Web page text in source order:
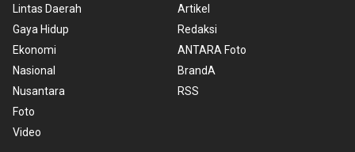
Lintas Daerah
Gaya Hidup
Ekonomi
Nasional
Nusantara
Foto
Video
Artikel
Redaksi
ANTARA Foto
BrandA
RSS